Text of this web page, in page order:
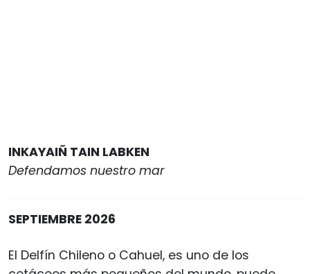
INKAYAIÑ TAIN LABKEN
Defendamos nuestro mar
SEPTIEMBRE 2026
El Delfín Chileno o Cahuel, es uno de los